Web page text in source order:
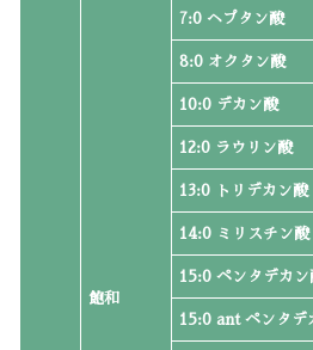
飽和
7:0 ヘプタン酸
8:0 オクタン酸
10:0 デカン酸
12:0 ラウリン酸
13:0 トリデカン酸
14:0 ミリスチン酸
15:0 ペンタデカン
15:0 ant ペンタデ